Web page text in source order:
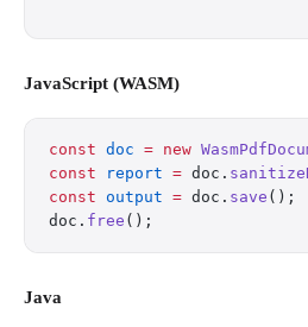
JavaScript (WASM)
const doc = new
const report = doc.
const output = doc. save ();
doc. free ();
Java